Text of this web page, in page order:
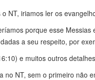
NT, iriamos ler os
porque esse
a seu respeito, por
e muitos outros
no NT, sem o primeiro não